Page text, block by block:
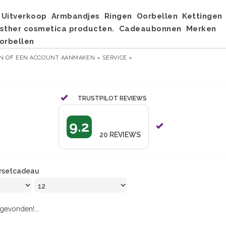
Uitverkoop Armbandjes Ringen Oorbellen
Kettingen
cosmetica producten.
Cadeaubonnen
Merken
OF EEN ACCOUNT AANMAKEN » SERVICE »
TRUSTPILOT REVIEWS
9.2 20 REVIEWS